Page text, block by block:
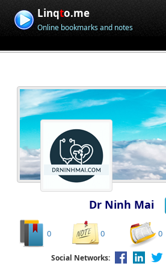
Linqto.me
Online bookmarks and notes
Dr Ninh Mai
0 0 0
Social Networks: